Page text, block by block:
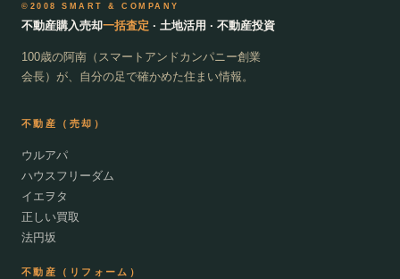
©2008 SMART & COMPANY
不動産購入売却一括査定 · 土地活用 · 不動産投資
100歳の阿南（スマートアンドカンパニー創業
会長）が、自分の足で確かめた住まい情報。
不動産（売却）
ウルアパ
ハウスフリーダム
イエヲタ
正しい買取
法円坂
不動産（リフォーム）